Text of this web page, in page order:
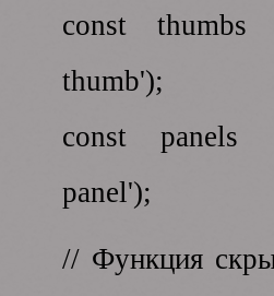
const thumbs
thumb');
const panels =
panel');
// Функция